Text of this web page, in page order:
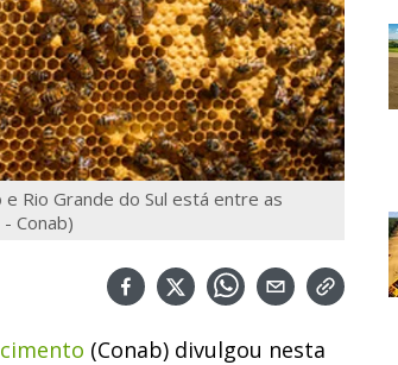
Rio Grande do Sul está entre as
Conab)
(Conab) divulgou nesta